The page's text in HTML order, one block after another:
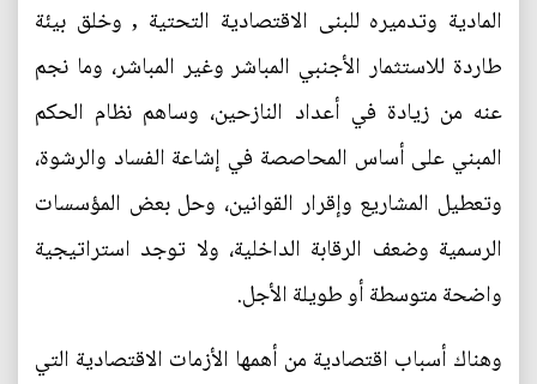
المادية وتدميره للبنى الاقتصادية التحتية , وخلق بيئة
طاردة للاستثمار الأجنبي المباشر وغير المباشر، وما نجم
عنه من زيادة في أعداد النازحين، وساهم نظام الحكم
المبني على أساس المحاصصة في إشاعة الفساد والرشوة،
وتعطيل المشاريع وإقرار القوانين، وحل بعض المؤسسات
الرسمية وضعف الرقابة الداخلية، ولا توجد استراتيجية
واضحة متوسطة أو طويلة الأجل.
وهناك أسباب اقتصادية من أهمها الأزمات الاقتصادية التي